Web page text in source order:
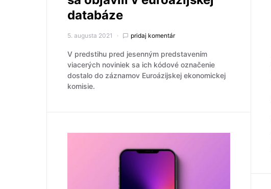
databáze
5. augusta 2021 pridaj komentár
V predstihu pred jesenným predstavením
viacerých noviniek sa ich kódové označenie
dostalo do záznamov Euroázijskej ekonomickej
komisie.